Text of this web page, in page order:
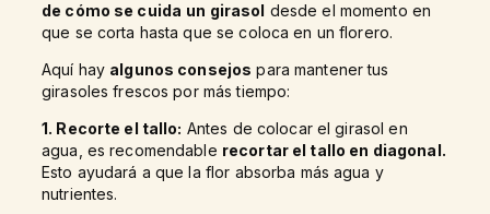
de cómo se cuida un girasol desde el momento en
que se corta hasta que se coloca en un florero.
Aquí hay algunos consejos para mantener tus
girasoles frescos por más tiempo:
1. Recorte el tallo: Antes de colocar el girasol en
agua, es recomendable recortar el tallo en diagonal.
Esto ayudará a que la flor absorba más agua y
nutrientes.